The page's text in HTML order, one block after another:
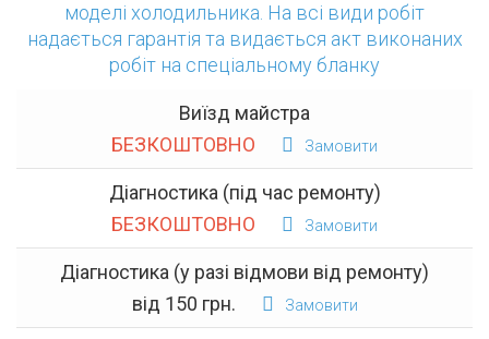
моделі холодильника. На всі види робіт
надається гарантія та видається акт виконаних
робіт на спеціальному бланку
Виїзд майстра
БЕЗКОШТОВНО
Замовити
Діагностика (під час ремонту)
БЕЗКОШТОВНО
Замовити
Діагностика (у разі відмови від ремонту)
від 150 грн.
Замовити